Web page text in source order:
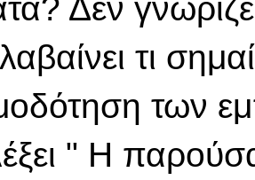
Δεν
τι
των
" Η